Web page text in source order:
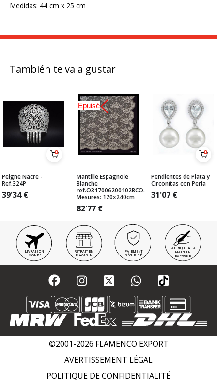
Medidas: 44 cm x 25 cm
También te va a gustar
Peigne Nacre -
Ref.324P
39'34€
Mantille Espagnole
Blanche
ref.O317006200102BCO.
Mesures: 120x240cm
82'77 €
Epuisé
Pendientes de Plata y
Circonitas con Perla
31'07 €
LIVRAISON
MONDE
RETRAIT EN
MAGASIN
PAIEMENT
SÉCURISÉ
FABRIQUÉ À LA
MAIN EN
ESPAGNE
©2001-2026 FLAMENCO EXPORT
AVERTISSEMENT LÉGAL
POLITIQUE DE CONFIDENTIALITÉ